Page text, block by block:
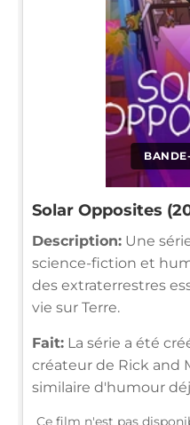
Solar Opposites
Description: Une
science-fiction et
des extraterrestres
vie sur Terre.
Fait: La série a été
créateur de Rick and
similaire d'humour
Ce film n'est pas